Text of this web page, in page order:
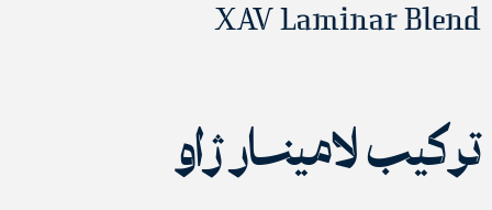
XAV Laminar Blend
ترکیب لامینار ژاو